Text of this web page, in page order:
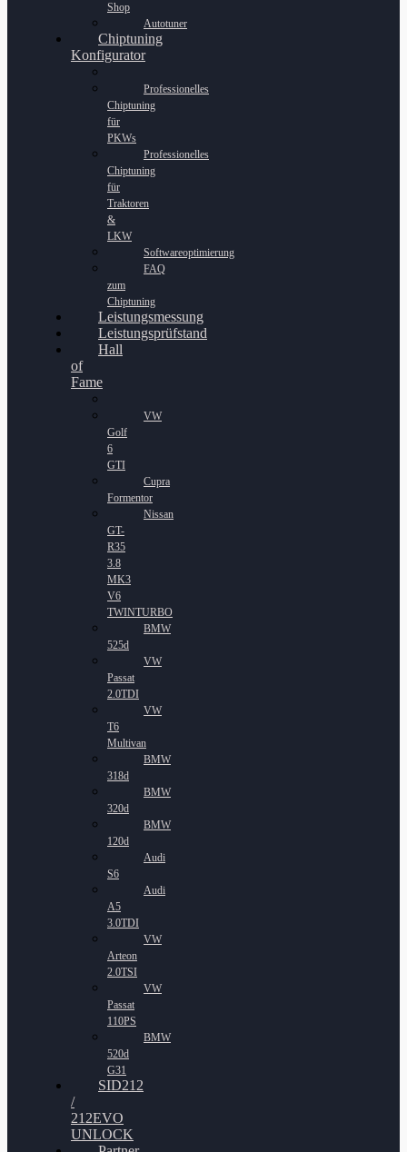
Shop
Autotuner
Chiptuning
Konfigurator
Professionelles
Chiptuning
für
PKWs
Professionelles
Chiptuning
für
Traktoren
&
LKW
Softwareoptimierung
FAQ
zum
Chiptuning
Leistungsmessung
Leistungsprüfstand
Hall
of
Fame
VW
Golf
6
GTI
Cupra
Formentor
Nissan
GT-
R35
3.8
MK3
V6
TWINTURBO
BMW
525d
VW
Passat
2.0TDI
VW
T6
Multivan
BMW
318d
BMW
320d
BMW
120d
Audi
S6
Audi
A5
3.0TDI
VW
Arteon
2.0TSI
VW
Passat
110PS
BMW
520d
G31
SID212
/
212EVO
UNLOCK